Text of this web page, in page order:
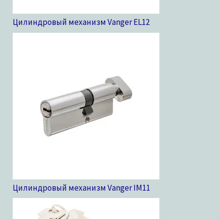
Цилиндровый механизм Vanger EL12
Цилиндровый механизм Vanger IM11